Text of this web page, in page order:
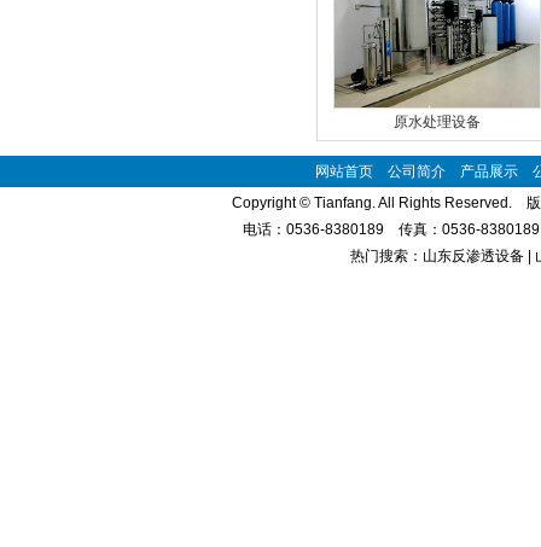
原水处理设备
网站首页 公司简介 产品展示
Copyright © Tianfang. All Rights Reserved.
电话：0536-8380189 传真：0536-
热门搜索：山东反渗透设备 |